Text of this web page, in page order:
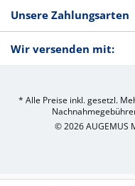
Unsere Zahlungsarten
Wir versenden mit:
* Alle Preise inkl. gesetzl.
© 2026 AUGEMUS